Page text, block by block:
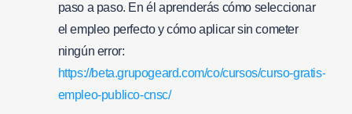
paso a paso. En él aprenderás cómo seleccionar
el empleo perfecto y cómo aplicar sin cometer
ningún error:
https://beta.grupogeard.com/co/cursos/curso-gratis-
empleo-publico-cnsc/